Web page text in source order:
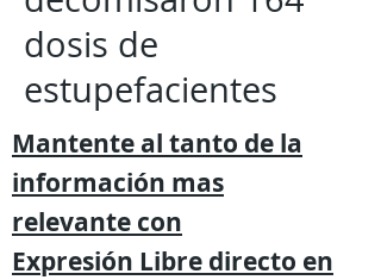
dosis de
estupefacientes
Mantente al tanto de la
información mas
relevante con
Expresión Libre directo en